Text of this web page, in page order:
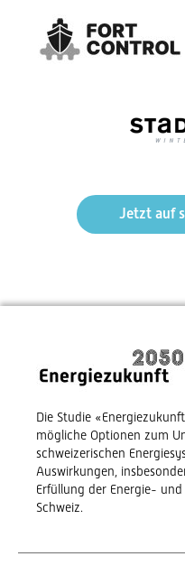
Jetzt auf
Die Studie
mögliche Optionen zum
schweizerischen
Auswirkungen,
Erfüllung der Energie- und
Schweiz.